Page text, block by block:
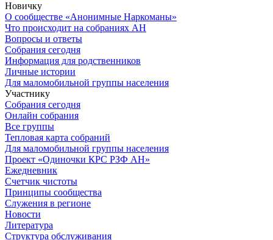
Новичку
О сообществе «Анонимные Наркоманы»
Что происходит на собраниях АН
Вопросы и ответы
Собрания сегодня
Информация для родственников
Личные истории
Для маломобильной группы населения
Участнику
Собрания сегодня
Онлайн собрания
Все группы
Тепловая карта собраний
Для маломобильной группы населения
Проект «Одиночки КРС РЗФ АН»
Ежедневник
Счетчик чистоты
Принципы сообщества
Служения в регионе
Новости
Литература
Структура обслуживания